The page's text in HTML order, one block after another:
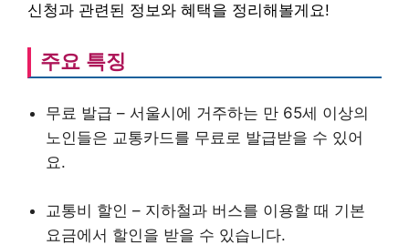
신청과 관련된 정보와 혜택을 정리해볼게요!
주요 특징
무료 발급 – 서울시에 거주하는 만 65세 이상의
노인들은 교통카드를 무료로 발급받을 수 있어
요.
교통비 할인 – 지하철과 버스를 이용할 때 기본
요금에서 할인을 받을 수 있습니다.